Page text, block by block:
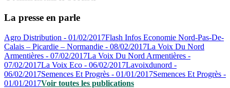
La presse en parle
Agro Distribution - 01/02/2017Flash Infos Economie Nord-Pas-De-
Calais – Picardie – Normandie - 08/02/2017La Voix Du Nord
Armentières - 07/02/2017La Voix Du Nord Armentières -
07/02/2017La Voix Eco - 06/02/2017Lavoixdunord -
06/02/2017Semences Et Progrès - 01/01/2017Semences Et Progrès -
01/01/2017Voir toutes les publications